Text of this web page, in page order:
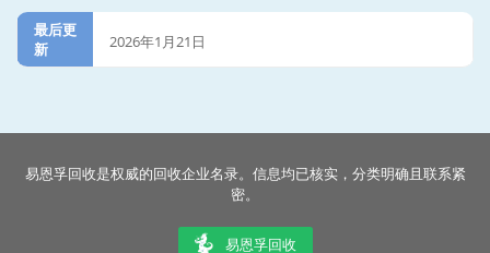
最后更
新
2026年1月21日
易恩孚回收是权威的回收企业名录。信息均已核实，分类明确且联系紧
密。
易恩孚回收